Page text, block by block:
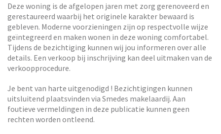
Deze woning is de afgelopen jaren met zorg gerenoveerd en
gerestaureerd waarbij het originele karakter bewaard is
gebleven. Moderne voorzieningen zijn op respectvolle wijze
geïntegreerd en maken wonen in deze woning comfortabel.
Tijdens de bezichtiging kunnen wij jou informeren over alle
details. Een verkoop bij inschrijving kan deel uitmaken van de
verkoopprocedure.
Je bent van harte uitgenodigd ! Bezichtigingen kunnen
uitsluitend plaatsvinden via Smedes makelaardij. Aan
foutieve vermeldingen in deze publicatie kunnen geen
rechten worden ontleend.